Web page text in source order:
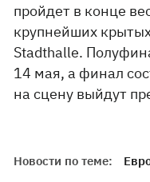
пройдет в конце
крупнейших
Stadthalle.
14 мая, а финал
на сцену выйдут
Новости по теме: